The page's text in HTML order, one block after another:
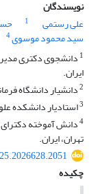
نویسندگان
علی رستمی
1
سید محمود موسوی4
1 دانشجوی دکتری
ایران.
2دانشیار دانشگاه
3استادیار دانشکده
4دانش آموخته
تهران، ایران.
چکیده